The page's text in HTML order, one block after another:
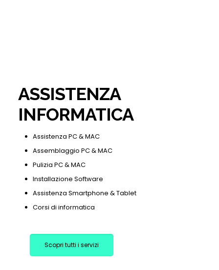
ASSISTENZA
INFORMATICA
Assistenza PC & MAC
Assemblaggio PC & MAC
Pulizia PC & MAC
Installazione Software
Assistenza Smartphone & Tablet
Corsi di informatica
Scopri tutti i servizi